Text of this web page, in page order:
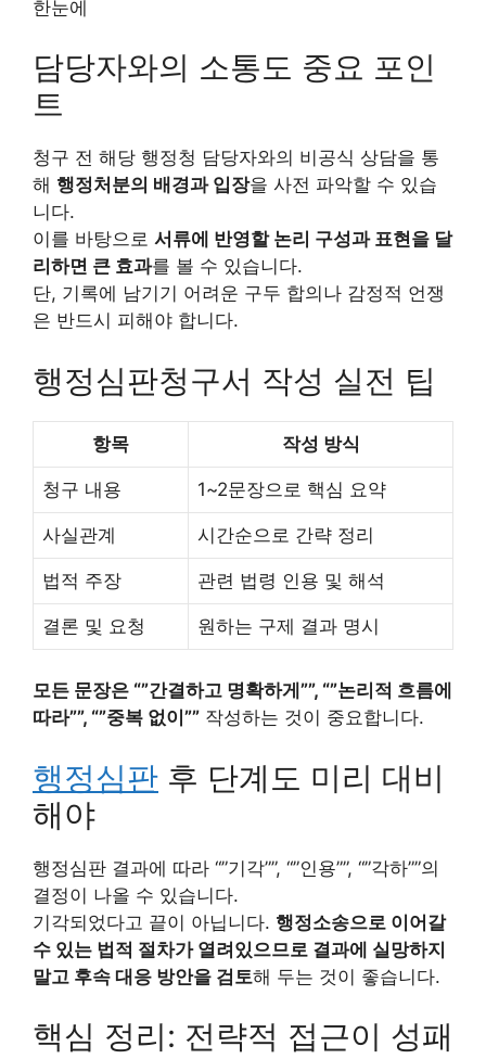
담당자와의 소통도 중요 포인
트
청구 전 해당 행정청 담당자와의 비공식 상담을 통
해 행정처분의 배경과 입장을 사전 파악할 수 있습
니다.
이를 바탕으로 서류에 반영할 논리 구성과 표현을 달
리하면 큰 효과를 볼 수 있습니다.
단, 기록에 남기기 어려운 구두 합의나 감정적 언쟁
은 반드시 피해야 합니다.
행정심판청구서 작성 실전 팁
항목 작성 방식
청구 내용 1~2문장으로 핵심 요약
사실관계 시간순으로 간략 정리
법적 주장 관련 법령 인용 및 해석
결론 및 요청 원하는 구제 결과 명시
모든 문장은 “”간결하고 명확하게””, “”논리적 흐름에
따라””, “”중복 없이”” 작성하는 것이 중요합니다.
행정심판 후 단계도 미리 대비
해야
행정심판 결과에 따라 “”기각””, “”인용””, “”각하””의
결정이 나올 수 있습니다.
기각되었다고 끝이 아닙니다. 행정소송으로 이어갈
수 있는 법적 절차가 열려있으므로 결과에 실망하지
말고 후속 대응 방안을 검토해 두는 것이 좋습니다.
핵심 정리: 전략적 접근이 성패